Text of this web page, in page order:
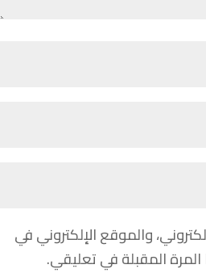
والموقع الإلكتروني في
المقبلة في تعليقي.